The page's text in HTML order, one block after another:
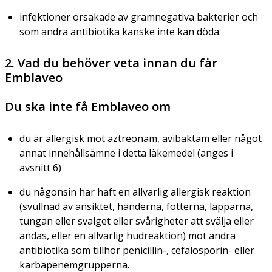
infektioner orsakade av gramnegativa bakterier och
som andra antibiotika kanske inte kan döda.
2. Vad du behöver veta innan du får
Emblaveo
Du ska inte få Emblaveo om
du är allergisk mot aztreonam, avibaktam eller något
annat innehållsämne i detta läkemedel (anges i
avsnitt 6)
du någonsin har haft en allvarlig allergisk reaktion
(svullnad av ansiktet, händerna, fötterna, läpparna,
tungan eller svalget eller svårigheter att svälja eller
andas, eller en allvarlig hudreaktion) mot andra
antibiotika som tillhör penicillin-, cefalosporin- eller
karbapenemgrupperna.